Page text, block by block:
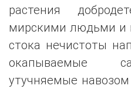
растения
мирскими людьми и
стока нечистоты
окапываемые
утучняемые